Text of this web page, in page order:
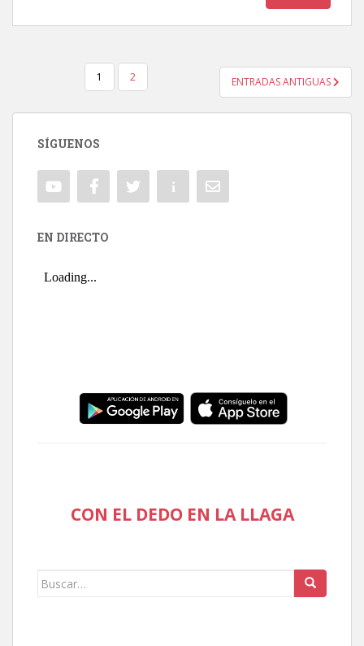
NAVEGACIÓN DE ENTRADAS
1 2 ENTRADAS ANTIGUAS
SÍGUENOS
EN DIRECTO
CON EL DEDO EN LA LLAGA
Buscar: